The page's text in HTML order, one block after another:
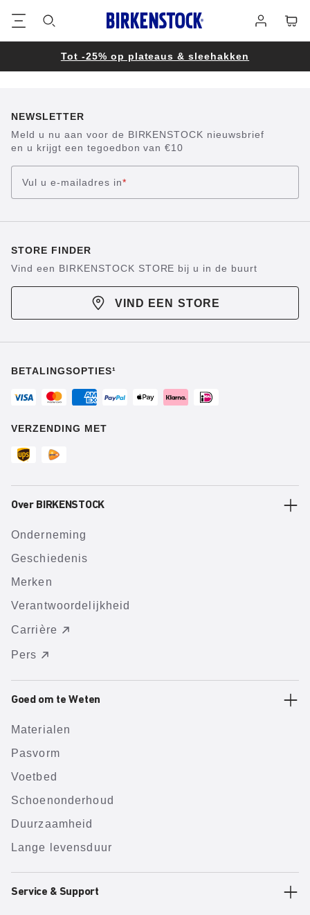
Tot -25% op plateaus & sleehakken
NEWSLETTER
Meld u nu aan voor de BIRKENSTOCK nieuwsbrief
en u krijgt een tegoedbon van €10
Vul u e-mailadres in*
STORE FINDER
Vind een BIRKENSTOCK STORE bij u in de buurt
VIND EEN STORE
BETALINGSOPTIES¹
VERZENDING MET
Over BIRKENSTOCK
Onderneming
Geschiedenis
Merken
Verantwoordelijkheid
Carrière
Pers
Goed om te Weten
Materialen
Pasvorm
Voetbed
Schoenonderhoud
Duurzaamheid
Lange levensduur
Service & Support